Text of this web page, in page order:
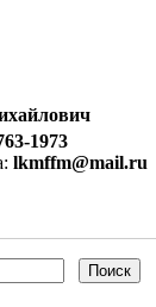
1973
lkmffm@mail.ru